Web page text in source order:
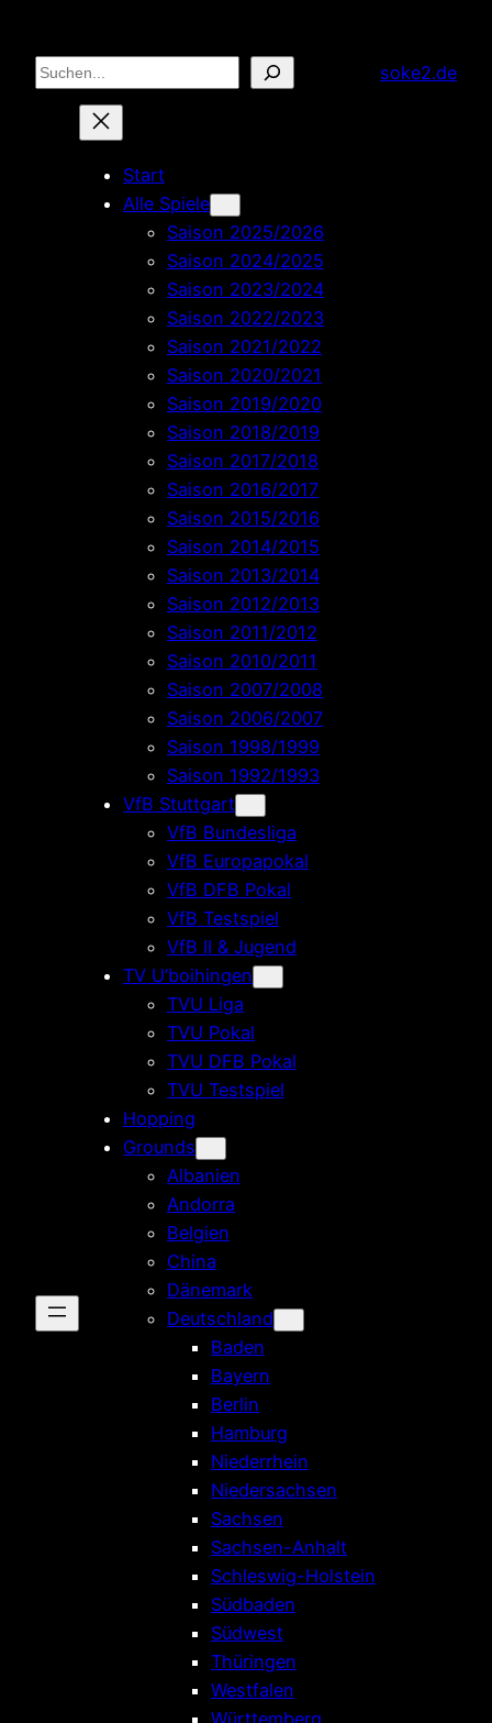
Inhalt
springen
Suchen soke2.de
Start
Alle Spiele
Saison 2025/2026
Saison 2024/2025
Saison 2023/2024
Saison 2022/2023
Saison 2021/2022
Saison 2020/2021
Saison 2019/2020
Saison 2018/2019
Saison 2017/2018
Saison 2016/2017
Saison 2015/2016
Saison 2014/2015
Saison 2013/2014
Saison 2012/2013
Saison 2011/2012
Saison 2010/2011
Saison 2007/2008
Saison 2006/2007
Saison 1998/1999
Saison 1992/1993
VfB Stuttgart
VfB Bundesliga
VfB Europapokal
VfB DFB Pokal
VfB Testspiel
VfB II & Jugend
TV U’boihingen
TVU Liga
TVU Pokal
TVU DFB Pokal
TVU Testspiel
Hopping
Grounds
Albanien
Andorra
Belgien
China
Dänemark
Deutschland
Baden
Bayern
Berlin
Hamburg
Niederrhein
Niedersachsen
Sachsen
Sachsen-Anhalt
Schleswig-Holstein
Südbaden
Südwest
Thüringen
Westfalen
Württemberg